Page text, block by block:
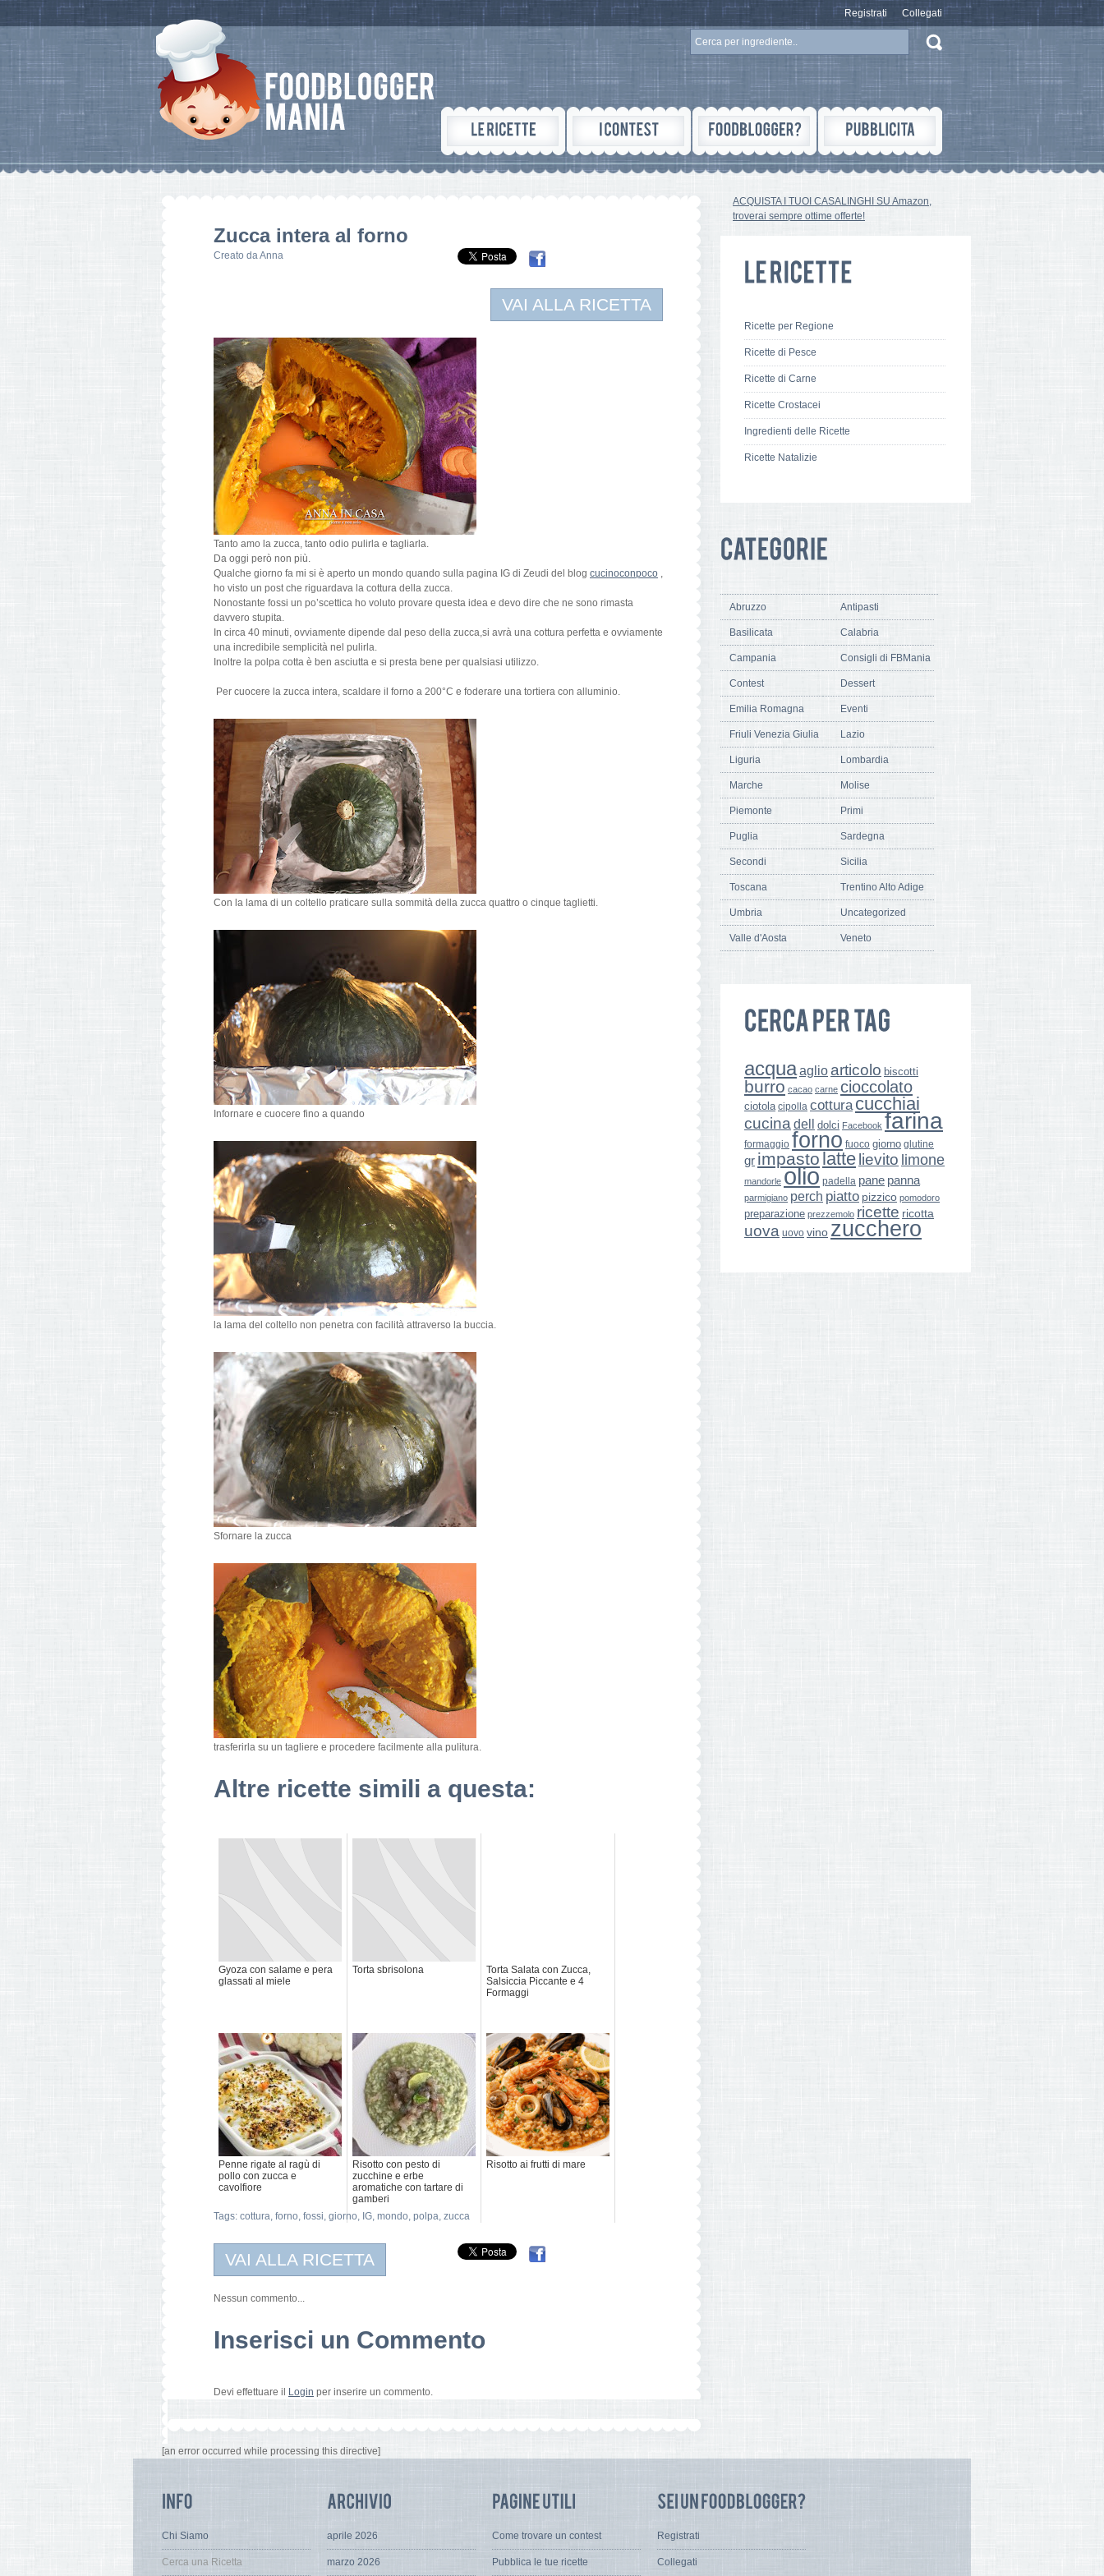
Registrati Collegati
Zucca intera al forno
Creato daAnna
VAI ALLA RICETTA
Tanto amo la zucca, tanto odio pulirla e tagliarla.
Da oggi però non più.
Qualche giorno fa mi si è aperto un mondo quando sulla pagina IG di Zeudi del blog cucinoconpoco ,
ho visto un post che riguardava la cottura della zucca.
Nonostante fossi un po’scettica ho voluto provare questa idea e devo dire che ne sono rimasta
davvero stupita.
In circa 40 minuti, ovviamente dipende dal peso della zucca,si avrà una cottura perfetta e ovviamente
una incredibile semplicità nel pulirla.
Inoltre la polpa cotta è ben asciutta e si presta bene per qualsiasi utilizzo.
Per cuocere la zucca intera, scaldare il forno a 200°C e foderare una tortiera con alluminio.
Con la lama di un coltello praticare sulla sommità della zucca quattro o cinque taglietti.
Infornare e cuocere fino a quando
la lama del coltello non penetra con facilità attraverso la buccia.
Sfornare la zucca
trasferirla su un tagliere e procedere facilmente alla pulitura.
Altre ricette simili a questa:
Gyoza con salame e pera
glassati al miele
Torta sbrisolona
Torta Salata con Zucca,
Salsiccia Piccante e 4
Formaggi
Penne rigate al ragù di
pollo con zucca e
cavolfiore
Risotto con pesto di
zucchine e erbe
aromatiche con tartare di
gamberi
Risotto ai frutti di mare
Tags: cottura, forno, fossi, giorno, IG, mondo, polpa, zucca
VAI ALLA RICETTA
Nessun commento...
Inserisci un Commento
Devi effettuare il Login per inserire un commento.
[an error occurred while processing this directive]
ACQUISTA I TUOI CASALINGHI SU Amazon,
troverai sempre ottime offerte!
Ricette per Regione
Ricette di Pesce
Ricette di Carne
Ricette Crostacei
Ingredienti delle Ricette
Ricette Natalizie
Abruzzo Antipasti
Basilicata Calabria
Campania Consigli di FBMania
Contest Dessert
Emilia Romagna Eventi
Friuli Venezia Giulia Lazio
Liguria Lombardia
Marche Molise
Piemonte Primi
Puglia Sardegna
Secondi Sicilia
Toscana Trentino Alto Adige
Umbria Uncategorized
Valle d'Aosta Veneto
acquaaglio articolo biscotti
burro cacao carne cioccolato
ciotola cipolla cottura cucchiai
cucina dell dolci Facebook farina
formaggio forno fuoco giorno glutine
gr impasto latte lievito limone
mandorle olio padella pane panna
parmigiano perch piatto pizzico pomodoro
preparazione prezzemolo ricette ricotta
uova uovo vino zucchero
Chi Siamo
Cerca una Ricetta
aprile 2026
marzo 2026
Come trovare un contest
Pubblica le tue ricette
Registrati
Collegati